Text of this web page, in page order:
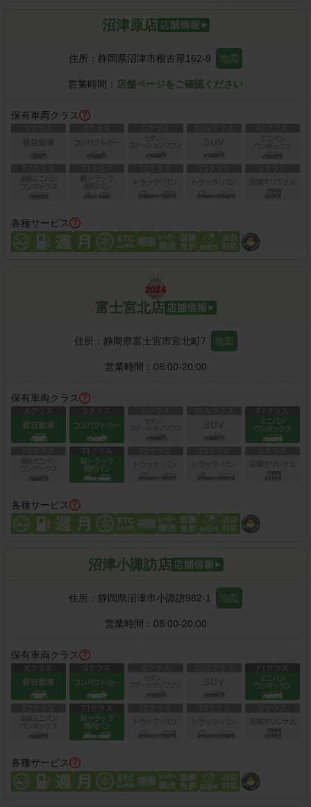
沼津原店
住所： 静岡県沼津市根古屋162-9 地図
営業時間： 店舗ページをご確認ください
保有車両クラス
各種サービス
富士宮北店
住所： 静岡県富士宮市宮北町7 地図
営業時間： 08:00-20:00
保有車両クラス
各種サービス
沼津小諏訪店
住所： 静岡県沼津市小諏訪982-1 地図
営業時間： 08:00-20:00
保有車両クラス
各種サービス